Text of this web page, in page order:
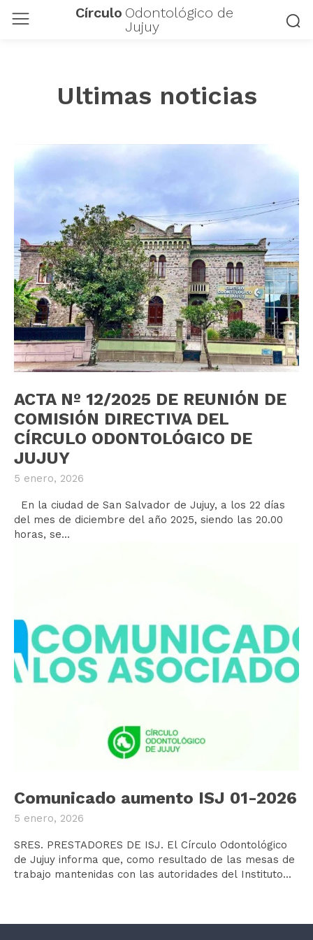
Círculo Odontológico de
Jujuy
Ultimas noticias
ACTA Nº 12/2025 DE REUNIÓN DE
COMISIÓN DIRECTIVA DEL
CÍRCULO ODONTOLÓGICO DE
JUJUY
5 enero, 2026
del mes de diciembre del año 2025, siendo las 20.00
horas, se...
Comunicado aumento ISJ 01-2026
5 enero, 2026
SRES. PRESTADORES DE ISJ. El Círculo Odontológico
de Jujuy informa que, como resultado de las mesas de
trabajo mantenidas con las autoridades del Instituto...